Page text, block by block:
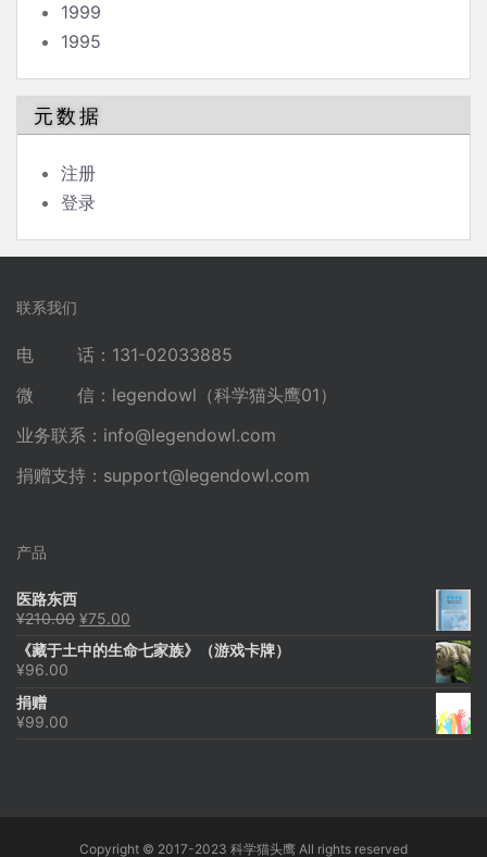
1999
1995
元数据
注册
登录
联系我们
电 话：131-02033885
微 信：legendowl（科学猫头鹰01）
业务联系： info@legendowl.com
捐赠支持： support@legendowl.com
产品
医路东西
¥210.00 原
为：
¥75.00
价
《藏于土中的生命七家族》（游戏卡牌）
¥96.00
捐赠
¥99.00
Copyright © 2017-2023 科学猫头鹰 All rights reserved